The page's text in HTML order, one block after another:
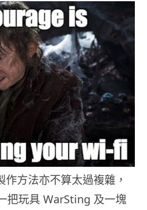
方法亦不算太過複雜，
把玩具 WarSting 及一塊